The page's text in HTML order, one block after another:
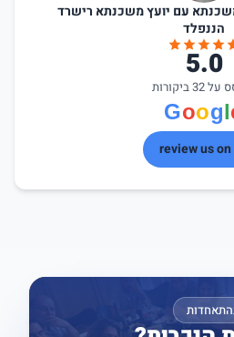
עם יועץ משכנתא רישרד
הננפלד
5.0
ביקורות
review us on